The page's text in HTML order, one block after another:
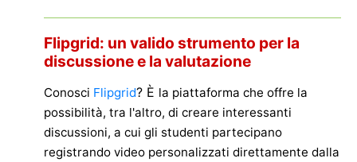
Flipgrid: un valido strumento per la
discussione e la valutazione
Conosci Flipgrid? È la piattaforma che offre la
possibilità, tra l'altro, di creare interessanti
discussioni, a cui gli studenti partecipano
registrando video personalizzati direttamente dalla